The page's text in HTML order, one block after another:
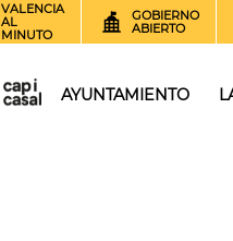
VALENCIA
AL
MINUTO
GOBIERNO
ABIERTO
AYUNTAMIENTO